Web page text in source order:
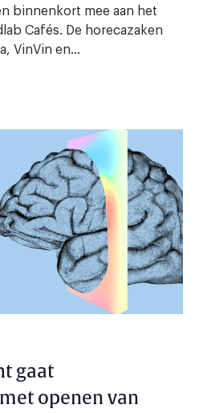
binnenkort mee aan het
Cafés. De horecazaken
VinVin en...
gaat
openen van